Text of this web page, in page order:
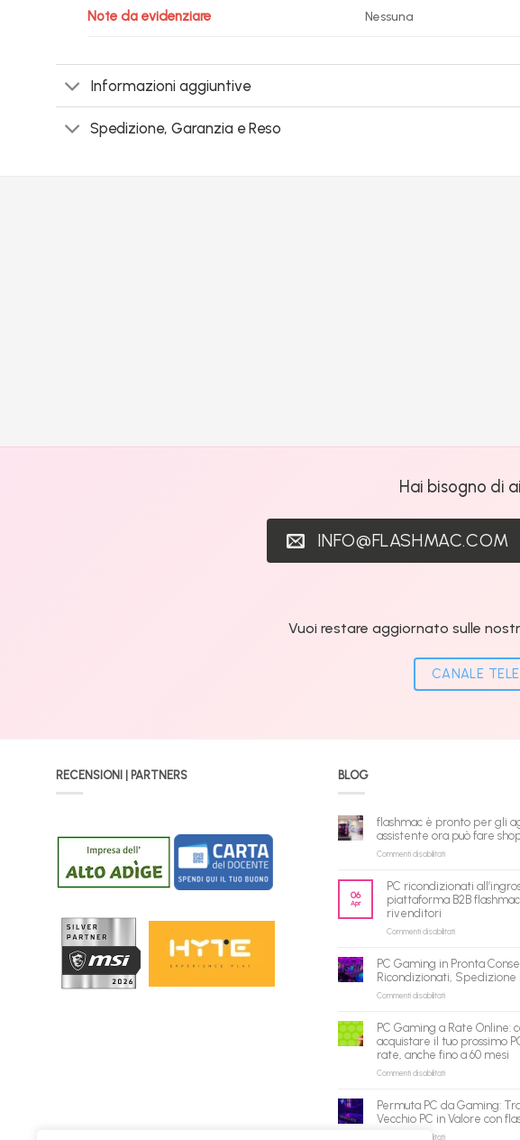
Note da evidenziare Nessuna
Informazioni aggiuntive
Spedizione, Garanzia e Reso
Hai bisogno di
INFO@FLASHMAC.COM
Vuoi restare aggiornato sulle
CANALE
RECENSIONI | PARTNERS BLOG
flashmac è pronto per gli
assistente ora può fare
Commenti disabilitatisu
pronto
per
agenti
tuo
assistente
shopping
qui
06
Apr
PC ricondizionati
piattaforma B2B
rivenditori
Commenti disabilitatisu
all’ingrosso:
la
flashmac
per
rivenditori
PC Gaming in Pronta
Ricondizionati,
Commenti disabilitatisu
in
Pronta
Consegna
–
Ricondizionati,
Spedizione
PC Gaming a Rate Online:
acquistare il tuo prossimo
rate, anche fino a 60 mesi
Commenti disabilitatisu
a
Rate
Online:
Permuta PC da Gaming:
Vecchio PC in Valore con
Commenti disabilitatisu